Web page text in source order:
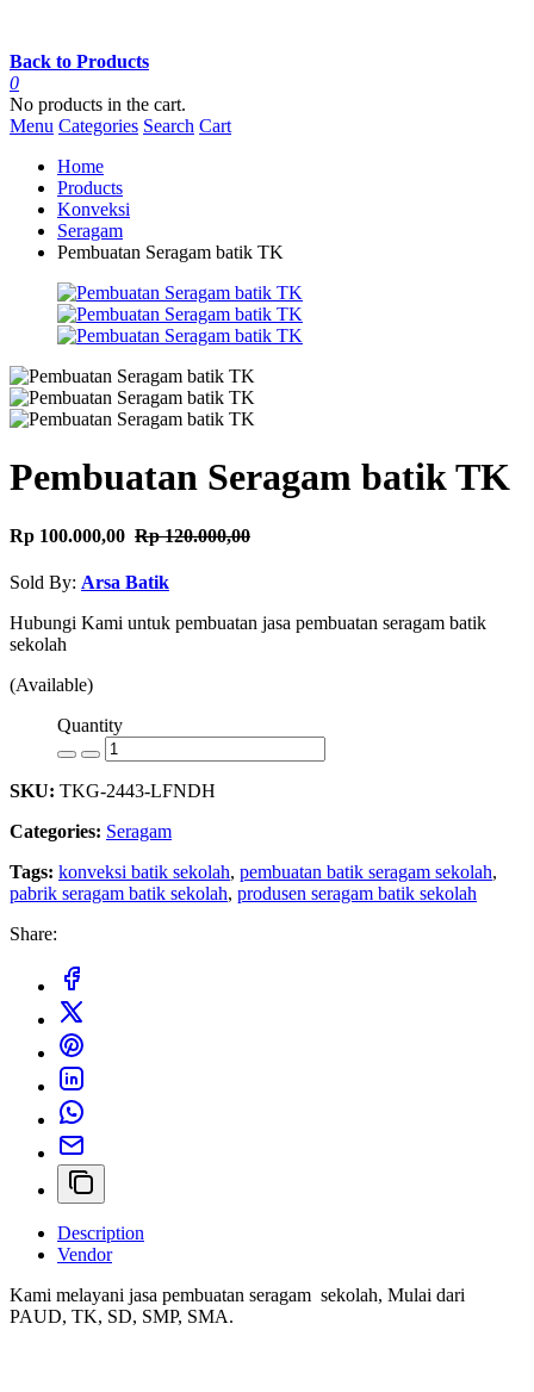
Back to Products
0
No products in the cart.
Menu Categories Search Cart
Home
Products
Konveksi
Seragam
Pembuatan Seragam batik TK
Pembuatan Seragam batik TK
Rp 100.000,00 Rp 120.000,00
Sold By: Arsa Batik
Hubungi Kami untuk pembuatan jasa pembuatan seragam batik
sekolah
(Available)
Quantity
SKU: TKG-2443-LFNDH
Categories: Seragam
Tags: konveksi batik sekolah, pembuatan batik seragam sekolah,
pabrik seragam batik sekolah, produsen seragam batik sekolah
Share:
Description
Vendor
Kami melayani jasa pembuatan seragam sekolah, Mulai dari
PAUD, TK, SD, SMP, SMA.